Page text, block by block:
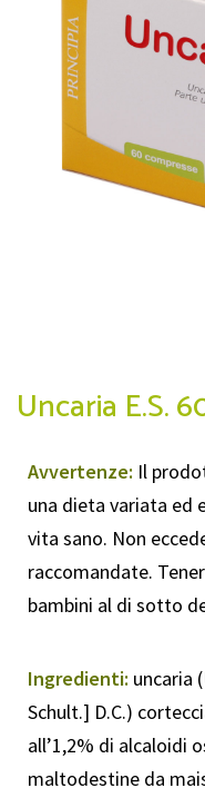
Uncaria E.S.
Avvertenze: Il
una dieta variata ed
vita sano. Non
raccomandate.
bambini al di sotto
Ingredienti: uncaria
Schult.] D.C.)
all’1,2% di alcaloidi
maltodestine da